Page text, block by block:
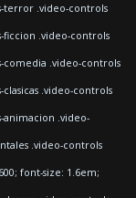
terror .video-controls
ficcion .video-controls
comedia .video-controls
.video-controls
animacion .video-
.video-controls
font-size: 1.6em;